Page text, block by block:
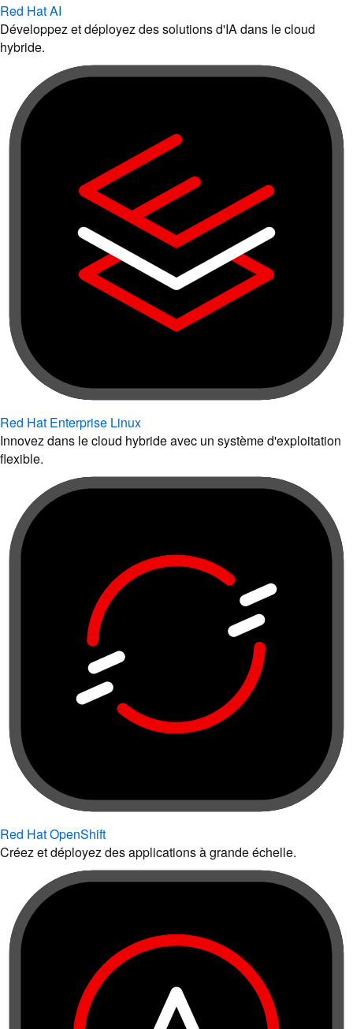
Red Hat AI
Développez et déployez des solutions d'IA dans le cloud
hybride.
Red Hat Enterprise Linux
Innovez dans le cloud hybride avec un système d'exploitation
flexible.
Red Hat OpenShift
Créez et déployez des applications à grande échelle.